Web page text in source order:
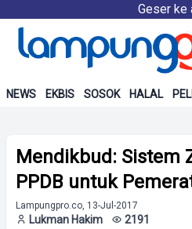
Geser ke
NEWS EKBIS SOSOK HALAL
Mendikbud: Sistem
PPDB untuk
Lampungpro.co, 13-Jul-2017
Lukman Hakim 2191